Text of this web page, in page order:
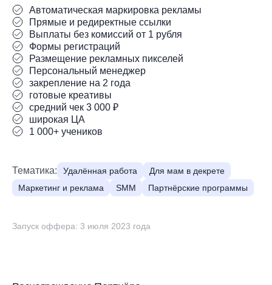
Автоматическая маркировка рекламы
Прямые и редиректные ссылки
Выплаты без комиссий от 1 рубля
Формы регистраций
Размещение рекламных пикселей
Персональный менеджер
закрепление на 2 года
готовые креативы
средний чек 3 000 ₽
широкая ЦА
1 000+ учеников
Тематика: Удалённая работа
Для мам в декрете
Маркетинг и реклама
SMM Партнёрские программы
Запуск оффера: 3 июля 2023 года